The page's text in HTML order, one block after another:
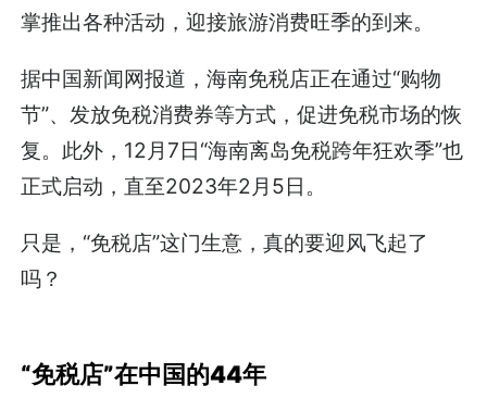
掌推出各种活动，迎接旅游消费旺季的到来。
据中国新闻网报道，海南免税店正在通过“购物
节”、发放免税消费券等方式，促进免税市场的恢
复。此外，12月7日“海南离岛免税跨年狂欢季”也
正式启动，直至2023年2月5日。
只是，“免税店”这门生意，真的要迎风飞起了
吗？
“免税店”在中国的44年